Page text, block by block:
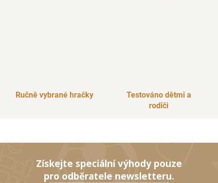
Ručně vybrané hračky
Testováno dětmi a
rodiči
Získejte speciální výhody pouze
pro odběratele newsletteru.